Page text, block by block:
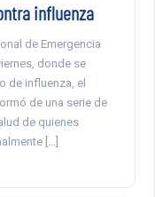
influenza
de Emergencia
donde se
de influenza, el
de una serie de
de quienes
[…]